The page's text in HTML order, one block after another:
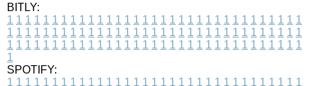
BITLY:
1 1 1 1 1 1 1 1 1 1 1 1 1 1 1 1 1 1 1 1 1 1 1 1 1 1 1 1 1 1 1 1 1
1 1 1 1 1 1 1 1 1 1 1 1 1 1 1 1 1 1 1 1 1 1 1 1 1 1 1 1 1 1 1 1 1
1 1 1 1 1 1 1 1 1 1 1 1 1 1 1 1 1 1 1 1 1 1 1 1 1 1 1 1 1 1 1 1 1
1
SPOTIFY:
1 1 1 1 1 1 1 1 1 1 1 1 1 1 1 1 1 1 1 1 1 1 1 1 1 1 1 1 1 1 1 1 1